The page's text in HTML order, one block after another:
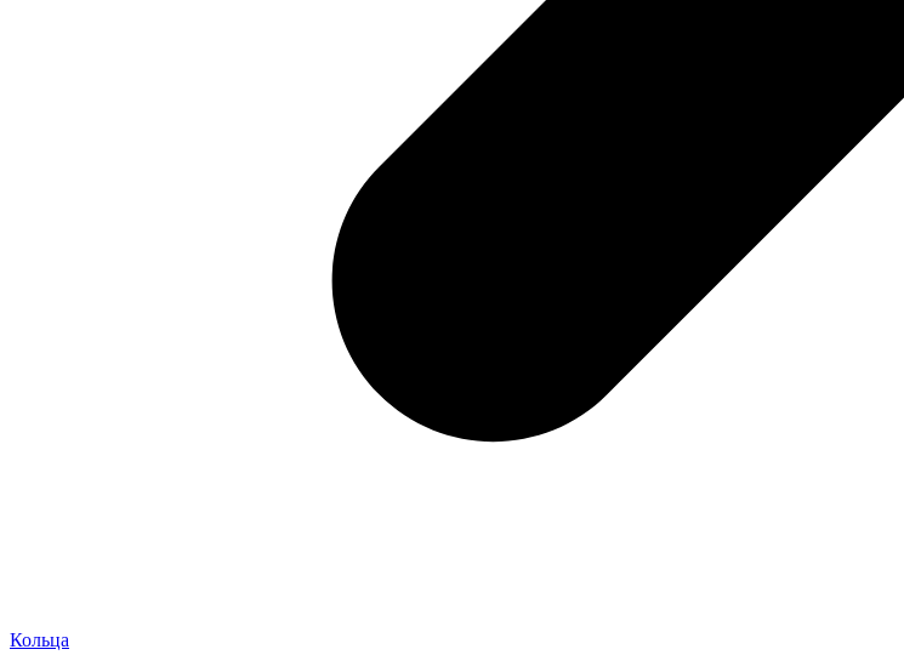
Кольца